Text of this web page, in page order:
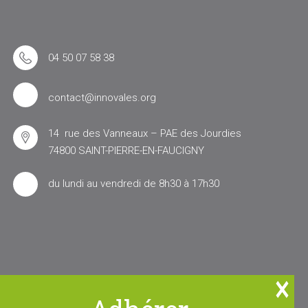
04 50 07 58 38
contact@innovales.org
14 rue des Vanneaux – PAE des Jourdies
74800 SAINT-PIERRE-EN-FAUCIGNY
du lundi au vendredi de 8h30 à 17h30